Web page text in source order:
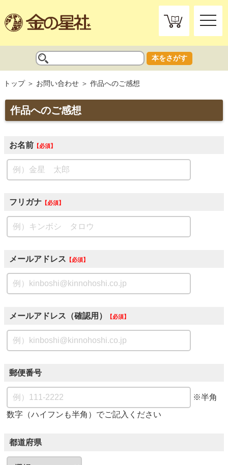
toggle
本をさがす
トップ お問い合わせ 作品へのご感想
作品へのご感想
お名前 必須
フリガナ 必須
メールアドレス 必須
メールアドレス（確認用） 必須
郵便番号
※半角
数字（ハイフンも半角）でご記入ください
都道府県